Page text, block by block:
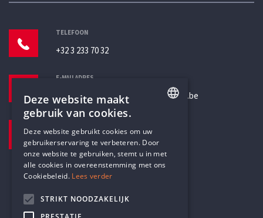
TELEFOON
+32 3 233 70 32
E-MAILADRES
secretariaat@humanistischverbond.be
Pottenbrug 4
Antwerpen, 2000
DUTCH
Deze website maakt
gebruik van cookies.
Deze website gebruikt cookies om uw
gebruikerservaring te verbeteren. Door
onze website te gebruiken, stemt u in met
alle cookies in overeenstemming met ons
Cookiebeleid. Lees verder
STRIKT NOODZAKELIJK